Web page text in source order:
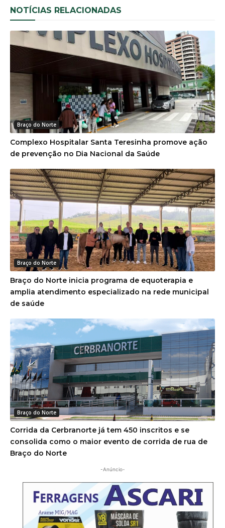
NOTÍCIAS RELACIONADAS
Braço do Norte
Complexo Hospitalar Santa Teresinha promove ação
de prevenção no Dia Nacional da Saúde
Braço do Norte
Braço do Norte inicia programa de equoterapia e
amplia atendimento especializado na rede municipal
de saúde
Braço do Norte
Corrida da Cerbranorte já tem 450 inscritos e se
consolida como o maior evento de corrida de rua de
Braço do Norte
-Anúncio-